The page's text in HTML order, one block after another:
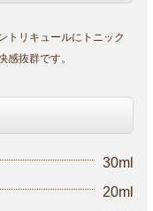
トリキュールにトニック
感抜群です。
30ml
20ml